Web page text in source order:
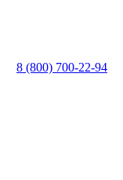
8 (800) 700-22-94